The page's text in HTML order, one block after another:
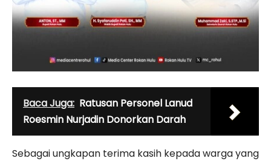
Baca Juga: Ratusan Personel Lanud
Roesmin Nurjadin Donorkan Darah
Sebagai ungkapan terima kasih kepada warga yang